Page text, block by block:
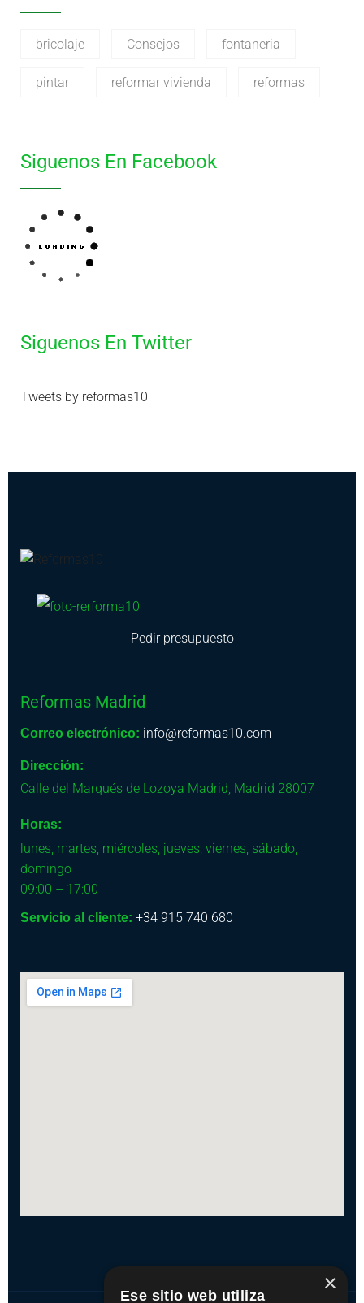
bricolaje Consejos fontaneria
pintar reformar vivienda reformas
Siguenos En Facebook
Siguenos En Twitter
Tweets by reformas10
Pedir presupuesto
Reformas Madrid
Correo electrónico: info@reformas10.com
Dirección:
Calle del Marqués de Lozoya Madrid, Madrid 28007
Horas:
lunes, martes, miércoles, jueves, viernes, sábado,
domingo
09:00 – 17:00
Servicio al cliente: +34 915 740 680
×
Ese sitio web utiliza